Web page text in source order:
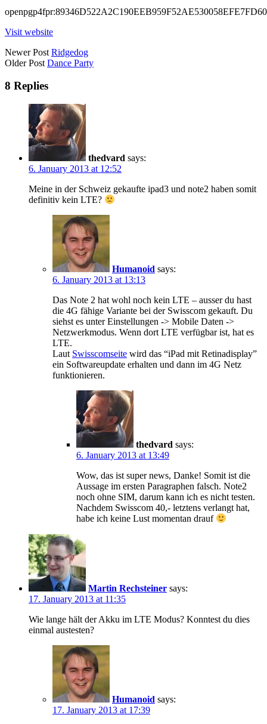
openpgp4fpr:89346D522A2C190EEB959F52AE530058EFE7FD60
Visit website
Posts
navigation
Newer Post Ridgedog
Older Post Dance Party
8 Replies
thedvard says:
6. January 2013 at 12:52
Meine in der Schweiz gekaufte ipad3 und note2 haben somit
definitiv kein LTE?
Humanoid says:
6. January 2013 at 13:13
Das Note 2 hat wohl noch kein LTE – ausser du hast
die 4G fähige Variante bei der Swisscom gekauft. Du
siehst es unter Einstellungen -> Mobile Daten ->
Netzwerkmodus. Wenn dort LTE verfügbar ist, hat es
LTE.
Laut Swisscomseite wird das “iPad mit Retinadisplay”
ein Softwareupdate erhalten und dann im 4G Netz
funktionieren.
thedvard says:
6. January 2013 at 13:49
Wow, das ist super news, Danke! Somit ist die
Aussage im ersten Paragraphen falsch. Note2
noch ohne SIM, darum kann ich es nicht testen.
Nachdem Swisscom 40,- letztens verlangt hat,
habe ich keine Lust momentan drauf
Martin Rechsteiner says:
17. January 2013 at 11:35
Wie lange hält der Akku im LTE Modus? Konntest du dies
einmal austesten?
Humanoid says:
17. January 2013 at 17:39